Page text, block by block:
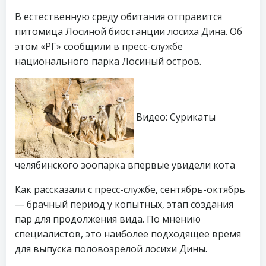
В естественную среду обитания отправится
питомица Лосиной биостанции лосиха Дина. Об
этом «РГ» сообщили в пресс-службе
национального парка Лосиный остров.
Видео: Сурикаты
челябинского зоопарка впервые увидели кота
Как рассказали с пресс-службе, сентябрь-октябрь
— брачный период у копытных, этап создания
пар для продолжения вида. По мнению
специалистов, это наиболее подходящее время
для выпуска половозрелой лосихи Дины.